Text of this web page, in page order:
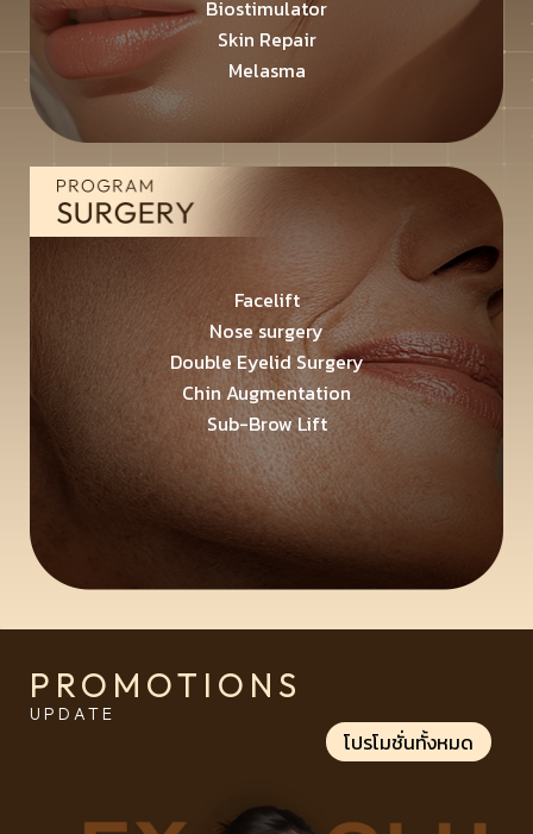
Biostimulator
Skin Repair
Melasma
Facelift
Nose surgery
Double Eyelid Surgery
Chin Augmentation
Sub-Brow Lift
PROMOTIONS
UPDATE
โปรโมชั่นทั้งหมด